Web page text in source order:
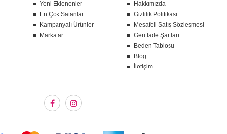
Yeni Eklenenler
En Çok Satanlar
Kampanyalı Ürünler
Markalar
Hakkımızda
Gizlilik Politikası
Mesafeli Satış Sözleşmesi
Geri İade Şartları
Beden Tablosu
Blog
İletişim